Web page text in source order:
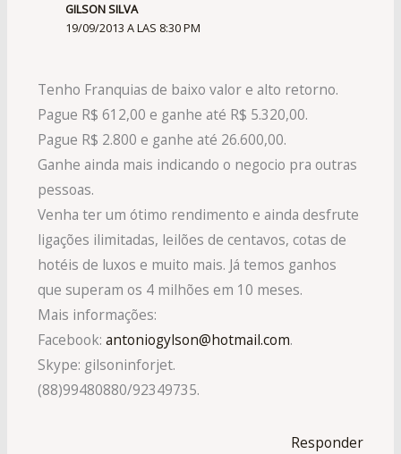
GILSON SILVA
19/09/2013 A LAS 8:30 PM
Tenho Franquias de baixo valor e alto retorno.
Pague R$ 612,00 e ganhe até R$ 5.320,00.
Pague R$ 2.800 e ganhe até 26.600,00.
Ganhe ainda mais indicando o negocio pra outras
pessoas.
Venha ter um ótimo rendimento e ainda desfrute
ligações ilimitadas, leilões de centavos, cotas de
hotéis de luxos e muito mais. Já temos ganhos
que superam os 4 milhões em 10 meses.
Mais informações:
Facebook: antoniogylson@hotmail.com.
Skype: gilsoninforjet.
(88)99480880/92349735.
Responder